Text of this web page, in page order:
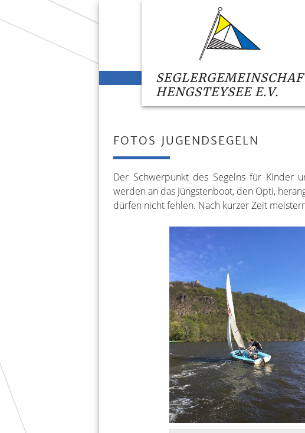
HENGSTEYSEE E.V.
FOTOS JUGENDSEGELN
Der Schwerpunkt des Segelns für Kinder
werden an das Jüngstenboot, den Opti,
dürfen nicht fehlen. Nach kurzer Zeit